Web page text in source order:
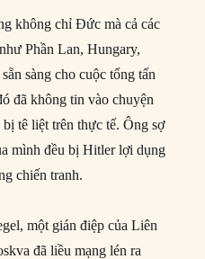
không chỉ Đức mà cả các
Phần Lan, Hungary,
sàng cho cuộc tổng tấn
đã không tin vào chuyện
tê liệt trên thực tế. Ông sợ
mình đều bị Hitler lợi dụng
chiến tranh.
một gián điệp của Liên
đã liều mạng lén ra